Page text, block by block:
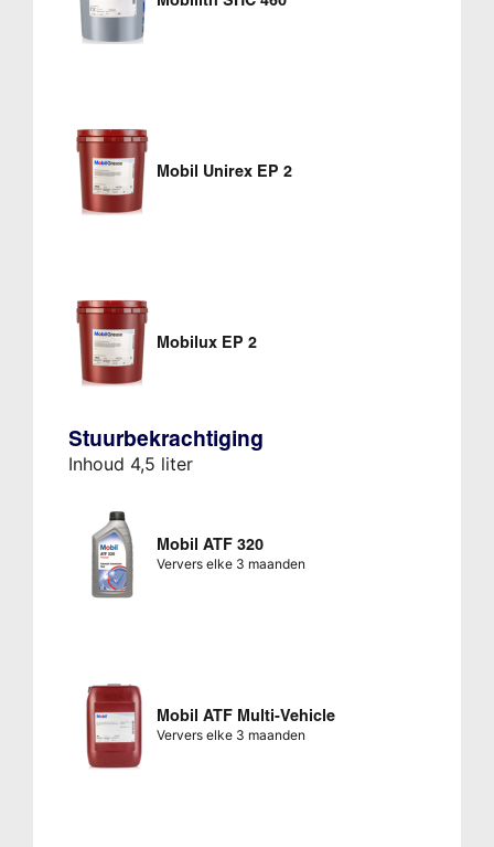
Mobil Unirex EP 2
Mobilux EP 2
Stuurbekrachtiging
Inhoud 4,5 liter
Mobil ATF 320
Ververs elke 3 maanden
Mobil ATF Multi-Vehicle
Ververs elke 3 maanden